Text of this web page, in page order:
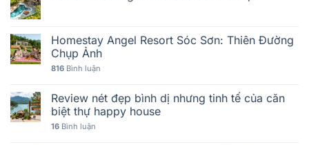
Homestay Angel Resort Sóc Sơn: Thiên Đường
Chụp Ảnh
816 Bình luận
Review nét đẹp bình dị nhưng tinh tế của căn
biệt thự happy house
16 Bình luận